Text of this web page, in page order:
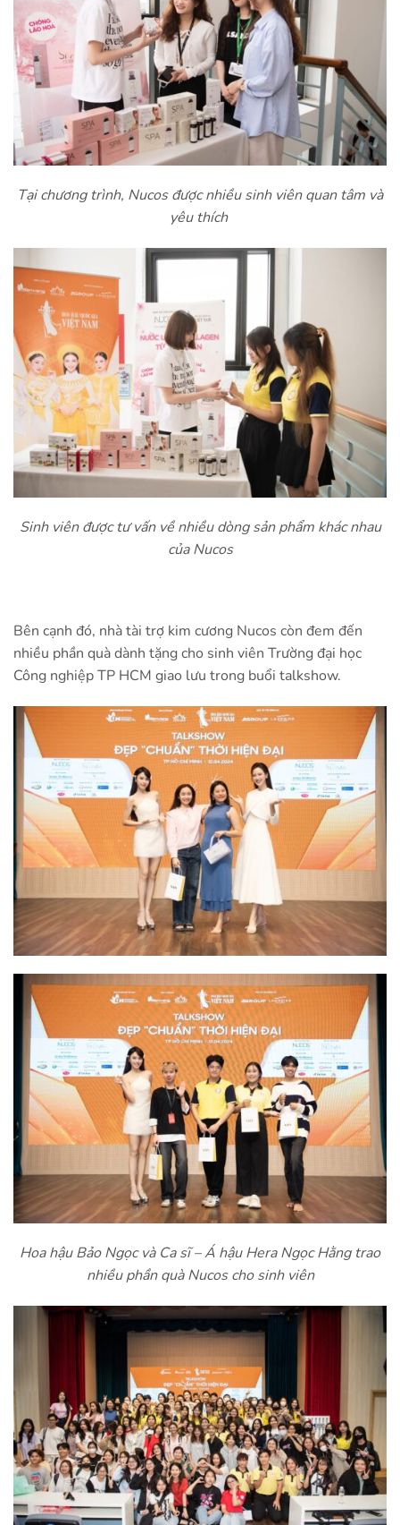
Tại chương trình, Nucos được nhiều sinh viên quan tâm và
yêu thích
Sinh viên được tư vấn về nhiều dòng sản phẩm khác nhau
của Nucos
Bên cạnh đó, nhà tài trợ kim cương Nucos còn đem đến
nhiều phần quà dành tặng cho sinh viên Trường đại học
Công nghiệp TP HCM giao lưu trong buổi talkshow.
Hoa hậu Bảo Ngọc và Ca sĩ – Á hậu Hera Ngọc Hằng trao
nhiều phần quà Nucos cho sinh viên